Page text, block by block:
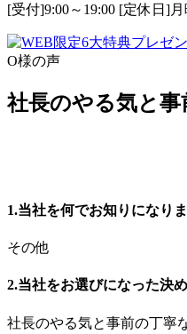
[受付]9:00～19:00 [定休日]月
O様の声
社長のやる気と事
1.当社を何でお知りになり
その他
2.当社をお選びになった決
社長のやる気と事前の丁寧